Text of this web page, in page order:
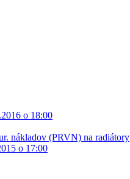
o 18:00
nákladov (PRVN) na radiátory
o 17:00